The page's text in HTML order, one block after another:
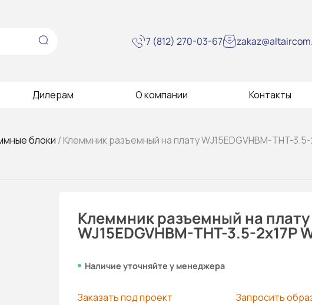
7 (812) 270-03-67
Дилерам О компании Контакты
блоки / Клеммник разъемный на плату WJ15EDGVHBM-THT-3.5-
Клеммник разъемный на плату
WJ15EDGVHBM-THT-3.5-2x17P
Наличие уточняйте у менеджера
Заказать под проект Запросить